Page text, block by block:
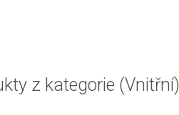
z kategorie (Vnitřní)